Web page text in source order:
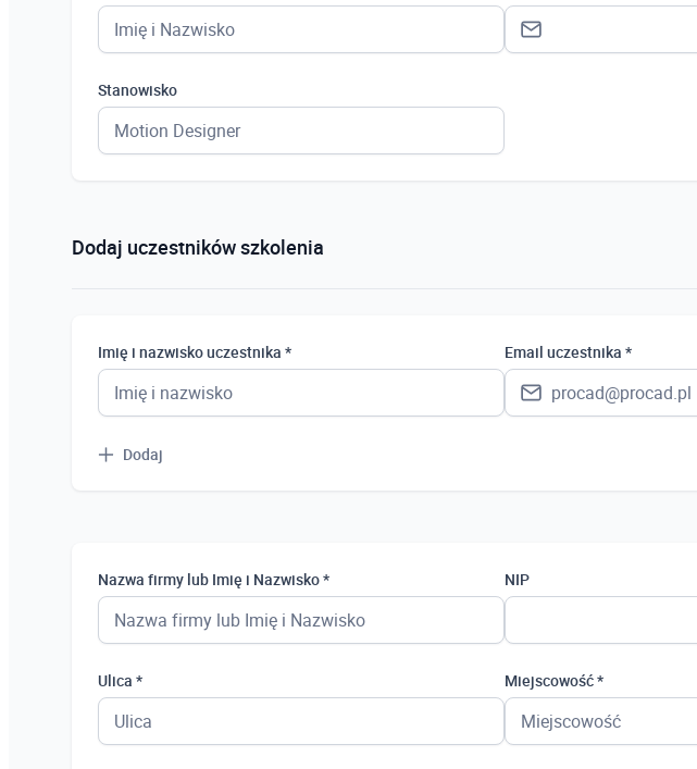
Stanowisko
Dodaj uczestników szkolenia
Imię i nazwisko uczestnika * Email uczestnika *
Dodaj
Nazwa firmy lub Imię i Nazwisko * NIP
Ulica * Miejscowość *